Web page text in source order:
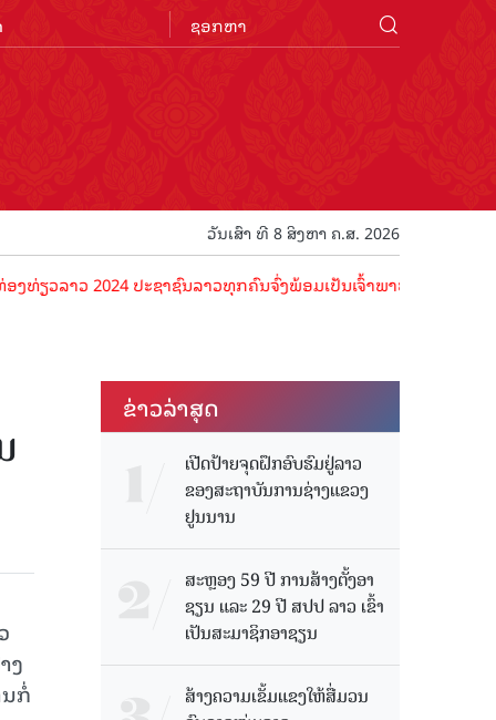
ວັນເສົາ ທີ 8 ສິງຫາ ຄ.ສ. 2026
າວ 2024 ປະຊາຊົນລາວທຸກຄົນຈົ່ງພ້ອມເປັນເຈົ້າພາບທີ່ດີ ຕ້ອນຮັບນັກທ່
ງ​
ກໍ່​
ຂ່າວ​ລ່າ​ສຸດ
ເປີດປ້າຍຈຸດຝຶກອົບຮົມຢູ່ລາວ
ຂອງສະຖາບັນການຊ່າງແຂວງ
ຢູນນານ
ສະຫຼອງ 59 ປີ ການສ້າງຕັ້ງອາ
ຊຽນ ແລະ 29 ປີ ສປປ ລາວ ເຂົ້າ
ເປັນສະມາຊິກອາຊຽນ
ສ້າງຄວາມເຂັ້ມແຂງໃຫ້ສື່ມວນ